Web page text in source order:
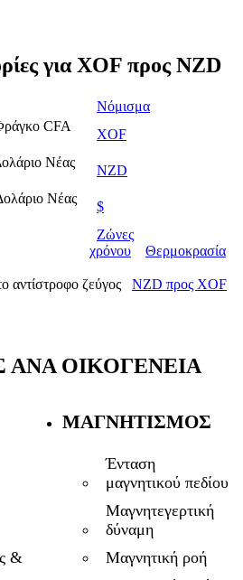
για XOF προς NZD
Νόμισμα
CFA
XOF
Νέας
NZD
Νέας
$
Ζώνες
χρόνου
Θερμοκρασία
αντίστροφο ζεύγος NZD προς XOF
ΑΝΆ ΟΙΚΟΓΈΝΕΙΑ
&
ΜΑΓΝΗΤΙΣΜΌΣ
Ένταση
μαγνητικού πεδίου
Μαγνητεγερτική
δύναμη
Μαγνητική ροή